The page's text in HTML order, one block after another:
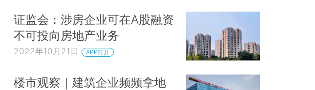
证监会：涉房企业可在A股融资
不可投向房地产业务
2022年10月21日 APP打开
楼市观察｜建筑企业频频拿地